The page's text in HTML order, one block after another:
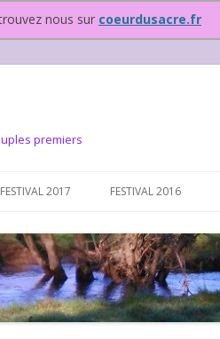
nous sur coeurdusacre.fr
premiers
FESTIVAL 2017 FESTIVAL 2016